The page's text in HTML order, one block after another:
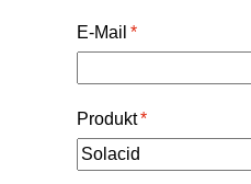
E-Mail *
Produkt*